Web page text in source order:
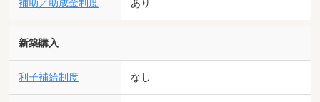
補助／助成金制度 あり
新築購入
利子補給制度 なし